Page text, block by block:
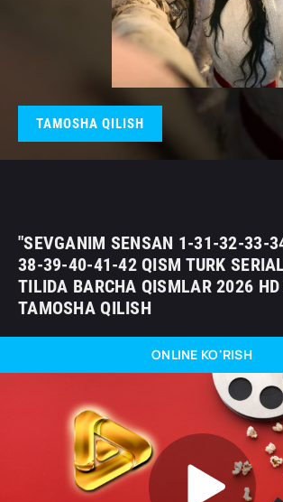
TAMOSHA QILISH
"SEVGANIM SENSAN 1-31-32-33-
38-39-40-41-42 QISM TURK
TILIDA BARCHA QISMLAR 2026
TAMOSHA QILISH
ONLINE KO'RISH